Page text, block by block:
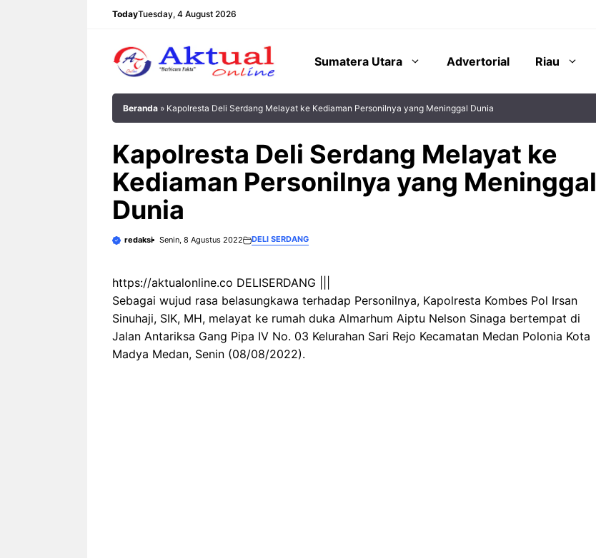
TodayTuesday, 4 August 2026
Sumatera Utara Advertorial Riau
Beranda » Kapolresta Deli Serdang Melayat ke Kediaman Personilnya yang Meninggal Dunia
Kapolresta Deli Serdang Melayat ke
Kediaman Personilnya yang Meninggal
Dunia
redaksi Senin, 8 Agustus 2022 DELI SERDANG
https://aktualonline.co DELISERDANG |||
Sebagai wujud rasa belasungkawa terhadap Personilnya, Kapolresta Kombes Pol Irsan
Sinuhaji, SIK, MH, melayat ke rumah duka Almarhum Aiptu Nelson Sinaga bertempat di
Jalan Antariksa Gang Pipa IV No. 03 Kelurahan Sari Rejo Kecamatan Medan Polonia Kota
Madya Medan, Senin (08/08/2022).